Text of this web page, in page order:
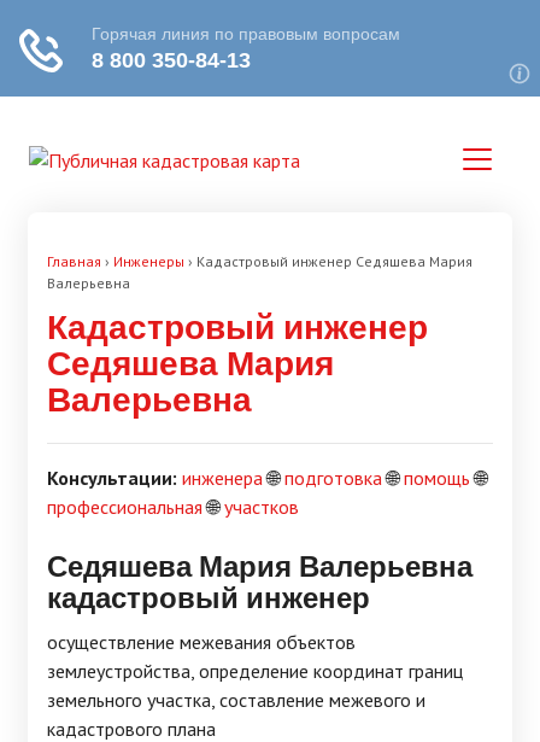
Главная › Инженеры › Кадастровый инженер Седяшева Мария
Валерьевна
Кадастровый инженер
Седяшева Мария
Валерьевна
Консультации: инженера🌐подготовка🌐помощь🌐
профессиональная🌐участков
Седяшева Мария Валерьевна
кадастровый инженер
осуществление межевания объектов
землеустройства, определение координат границ
земельного участка, составление межевого и
кадастрового плана